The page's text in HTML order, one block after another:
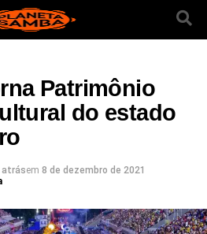
Patrimônio
do estado
atrásem 8 de dezembro de 2021